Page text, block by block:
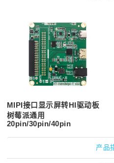
MIPI接口显示屏转HI驱动板
树莓派通用
20pin/30pin/40pin
产品